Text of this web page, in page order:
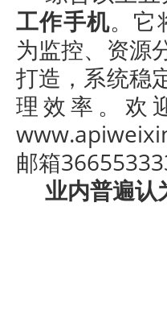
工作手机。它
为监控、资源
打造，系统稳
理效率。欢
邮箱
业内普遍认